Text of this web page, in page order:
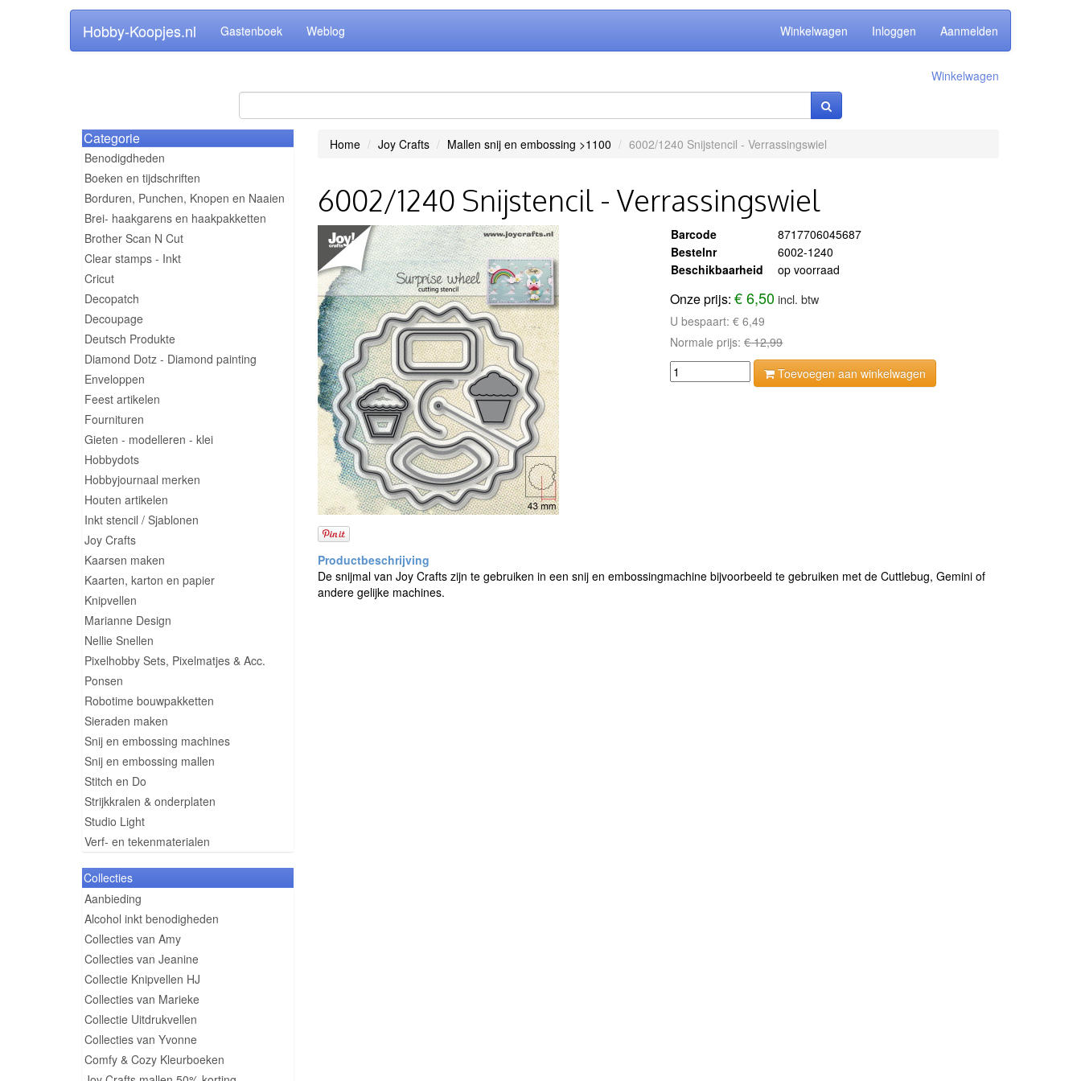
Hobby-Koopjes.nl Gastenboek Weblog Winkelwagen Inloggen Aanmelden
Winkelwagen
Categorie
Benodigdheden
Boeken en tijdschriften
Borduren, Punchen, Knopen en Naaien
Brei- haakgarens en haakpakketten
Brother Scan N Cut
Clear stamps - Inkt
Cricut
Decopatch
Decoupage
Deutsch Produkte
Diamond Dotz - Diamond painting
Enveloppen
Feest artikelen
Fournituren
Gieten - modelleren - klei
Hobbydots
Hobbyjournaal merken
Houten artikelen
Inkt stencil / Sjablonen
Joy Crafts
Kaarsen maken
Kaarten, karton en papier
Knipvellen
Marianne Design
Nellie Snellen
Pixelhobby Sets, Pixelmatjes & Acc.
Ponsen
Robotime bouwpakketten
Sieraden maken
Snij en embossing machines
Snij en embossing mallen
Stitch en Do
Strijkkralen & onderplaten
Studio Light
Verf- en tekenmaterialen
Collecties
Aanbieding
Alcohol inkt benodigheden
Collecties van Amy
Collecties van Jeanine
Collectie Knipvellen HJ
Collecties van Marieke
Collectie Uitdrukvellen
Collecties van Yvonne
Comfy & Cozy Kleurboeken
Home Joy Crafts Mallen snij en embossing >1100 6002/1240 Snijstencil - Verrassingswiel
6002/1240 Snijstencil - Verrassingswiel
Barcode
8717706045687
Bestelnr
6002-1240
Beschikbaarheid
op voorraad
Onze prijs:€ 6,50 incl. btw
U bespaart:€ 6,49
Normale prijs:€ 12,99
Toevoegen aan winkelwagen
De snijmal van Joy Crafts zijn te gebruiken in een snij en embossingmachine bijvoorbeeld te gebruiken met de Cuttlebug, Gemini of
andere gelijke machines.